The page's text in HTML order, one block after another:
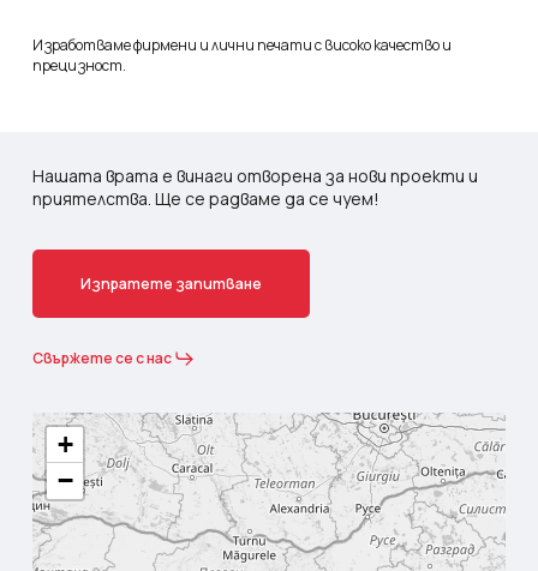
Изработваме фирмени и лични печати с високо качество и
прецизност.
Нашата врата е винаги отворена за нови проекти и
приятелства. Ще се радваме да се чуем!
Изпратете запитване
Свържете се с нас
+
−